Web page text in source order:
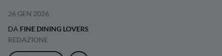
26 GEN 2026
DA FINE DINING LOVERS
REDAZIONE